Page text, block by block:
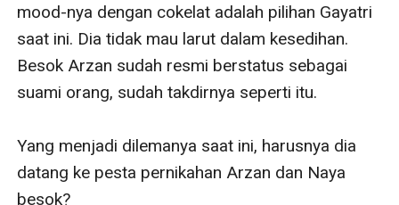
mood-nya dengan cokelat adalah pilihan Gayatri
saat ini. Dia tidak mau larut dalam kesedihan.
Besok Arzan sudah resmi berstatus sebagai
suami orang, sudah takdirnya seperti itu.
Yang menjadi dilemanya saat ini, harusnya dia
datang ke pesta pernikahan Arzan dan Naya
besok?